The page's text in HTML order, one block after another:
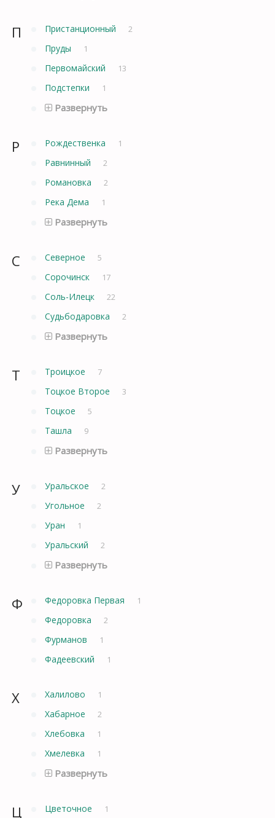
П Пристанционный 2
Пруды 1
Первомайский 13
Подстепки 1
Развернуть
Р Рождественка 1
Равнинный 2
Романовка 2
Река Дема 1
Развернуть
С Северное 5
Сорочинск 17
Соль-Илецк 22
Судьбодаровка 2
Развернуть
Т Троицкое 7
Тоцкое Второе 3
Тоцкое 5
Ташла 9
Развернуть
У Уральское 2
Угольное 2
Уран 1
Уральский 2
Развернуть
Ф Федоровка Первая 1
Федоровка 2
Фурманов 1
Фадеевский 1
Х Халилово 1
Хабарное 2
Хлебовка 1
Хмелевка 1
Развернуть
Ц Цветочное 1